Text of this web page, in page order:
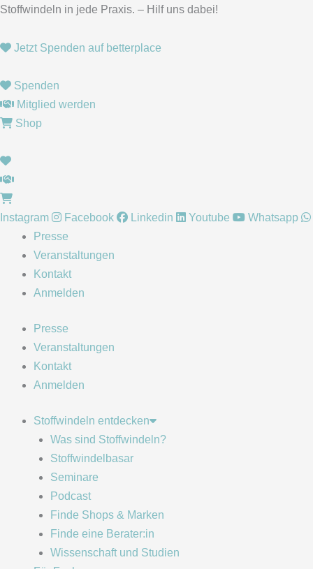
Zum
springen
Stoffwindeln in jede Praxis. – Hilf uns dabei!
Jetzt Spenden auf betterplace
Spenden
Mitglied werden
Shop
Instagram Facebook Linkedin Youtube
Whatsapp
Presse
Veranstaltungen
Kontakt
Anmelden
Presse
Veranstaltungen
Kontakt
Anmelden
Stoffwindeln entdecken
Was sind Stoffwindeln?
Stoffwindelbasar
Seminare
Podcast
Finde Shops & Marken
Finde eine Berater:in
Wissenschaft und Studien